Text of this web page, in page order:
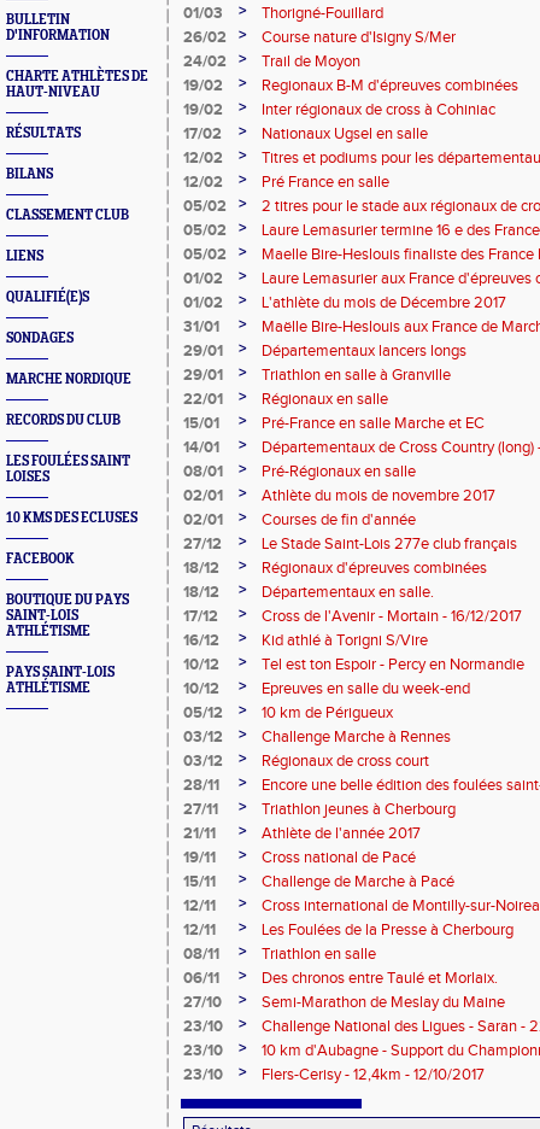
BULLETIN
D'INFORMATION
CHARTE ATHLÈTES DE
HAUT-NIVEAU
RÉSULTATS
BILANS
CLASSEMENT CLUB
LIENS
QUALIFIÉ(E)S
SONDAGES
MARCHE NORDIQUE
RECORDS DU CLUB
LES FOULÉES SAINT
LOISES
10 KMS DES ECLUSES
FACEBOOK
BOUTIQUE DU PAYS
SAINT-LOIS
ATHLÉTISME
PAYS SAINT-LOIS
ATHLÉTISME
01/03
>
Thorigné-Fouillard
26/02
>
Course nature d'Isigny S/Mer
24/02
>
Trail de Moyon
19/02
>
Regionaux B-M d'épreuves combinées
19/02
>
Inter régionaux de cross à Cohiniac
17/02
>
Nationaux Ugsel en salle
12/02
>
Titres et podiums pour les
12/02
>
Pré France en salle
05/02
>
2 titres pour le stade aux régionaux de
05/02
>
Laure Lemasurier termine 16 e des
05/02
>
Maelle Bire-Heslouis finaliste des France
01/02
>
Laure Lemasurier aux France d'épreuves
01/02
>
L'athlète du mois de Décembre 2017
31/01
>
Maëlle Bire-Heslouis aux France de
29/01
>
Départementaux lancers longs
29/01
>
Triathlon en salle à Granville
22/01
>
Régionaux en salle
15/01
>
Pré-France en salle Marche et EC
14/01
>
Départementaux de Cross Country (long)
14/01/2017
08/01 >
Pré-Régionaux en salle
02/01
>
Athlète du mois de novembre 2017
02/01
>
Courses de fin d'année
27/12
>
Le Stade Saint-Lois 277e club français
18/12
>
Régionaux d'épreuves combinées
18/12
>
Départementaux en salle.
17/12
>
Cross de l'Avenir - Mortain - 16/12/2017
16/12
>
Kid athlé à Torigni S/Vire
10/12
>
Tel est ton Espoir - Percy en Normandie
10/12
>
Epreuves en salle du week-end
05/12
>
10 km de Périgueux
03/12
>
Challenge Marche à Rennes
03/12
>
Régionaux de cross court
28/11
>
Encore une belle édition des foulées
27/11
>
Triathlon jeunes à Cherbourg
21/11
>
Athlète de l'année 2017
19/11
>
Cross national de Pacé
15/11
>
Challenge de Marche à Pacé
12/11
>
Cross international de Montilly-sur-
12/11
>
Les Foulées de la Presse à Cherbourg
08/11
>
Triathlon en salle
06/11
>
Des chronos entre Taulé et Morlaix.
27/10
>
Semi-Marathon de Meslay du Maine
23/10
>
Challenge National des Ligues - Saran -
23/10
>
10 km d'Aubagne - Support du
23/10
> Flers-Cerisy - 12,4km - 12/10/2017